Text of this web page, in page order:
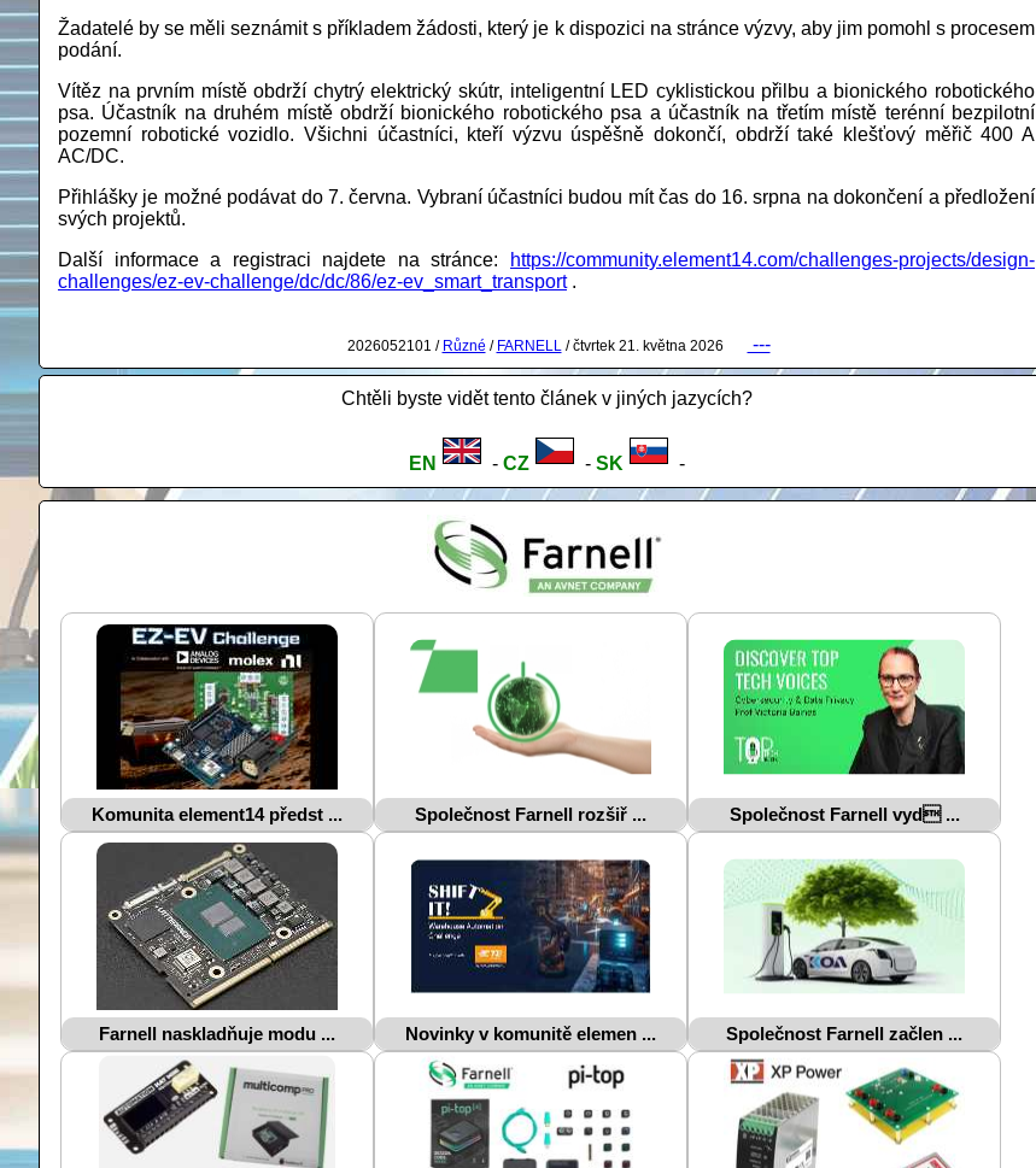
Žadatelé by se měli seznámit s příkladem žádosti, který je k dispozici na stránce výzvy, aby jim pomohl s procesem
podání.
Vítěz na prvním místě obdrží chytrý elektrický skútr, inteligentní LED cyklistickou přilbu a bionického robotického
psa. Účastník na druhém místě obdrží bionického robotického psa a účastník na třetím místě terénní bezpilotní
pozemní robotické vozidlo. Všichni účastníci, kteří výzvu úspěšně dokončí, obdrží také klešťový měřič 400 A
AC/DC.
Přihlášky je možné podávat do 7. června. Vybraní účastníci budou mít čas do 16. srpna na dokončení a předložení
svých projektů.
Další informace a registraci najdete na stránce:
https://community.element14.com/challenges-projects/design-
challenges/ez-ev-challenge/dc/dc/86/ez-ev_smart_transport.
2026052101 / Různé / FARNELL/ čtvrtek 21. května 2026 ---
Chtěli byste vidět tento článek v jiných jazycích?
EN - CZ - SK -
Komunita element14 předst ... Společnost Farnell rozšiř ... Společnost Farnell vyd ...
Farnell naskladňuje modu ... Novinky v komunitě elemen ... Společnost Farnell začlen ...